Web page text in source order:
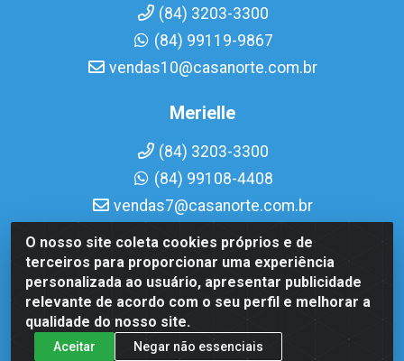
O nosso site coleta cookies próprios e de
terceiros para proporcionar uma experiência
personalizada ao usuário, apresentar publicidade
relevante de acordo com o seu perfil e melhorar a
qualidade do nosso site.
Aceitar Negar não essenciais
(84) 3203-3300
(84) 99119-9867
vendas10@casanorte.com.br
Merielle
(84) 3203-3300
(84) 99108-4408
vendas7@casanorte.com.br
Casa Norte LTDA - Av. Interventor Mário Câmara, 1815 - Dix-
Sept Rosado, Natal/RN - CEP 59054-600 - CNPJ
08.713.513/0001-51